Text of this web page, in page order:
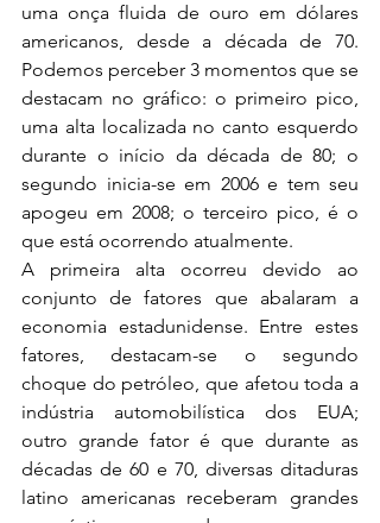
uma onça fluida de ouro em dólares
americanos, desde a década de 70.
Podemos perceber 3 momentos que se
destacam no gráfico: o primeiro pico,
uma alta localizada no canto esquerdo
durante o início da década de 80; o
segundo inicia-se em 2006 e tem seu
apogeu em 2008; o terceiro pico, é o
que está ocorrendo atualmente.
A primeira alta ocorreu devido ao
conjunto de fatores que abalaram a
economia estadunidense. Entre estes
fatores, destacam-se o segundo
choque do petróleo, que afetou toda a
indústria automobilística dos EUA;
outro grande fator é que durante as
décadas de 60 e 70, diversas ditaduras
latino americanas receberam grandes